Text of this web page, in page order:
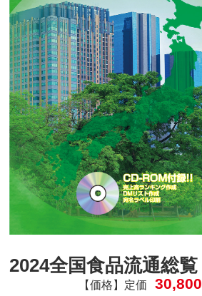
2024全国食品流通総覧
【価格】定価 30,800